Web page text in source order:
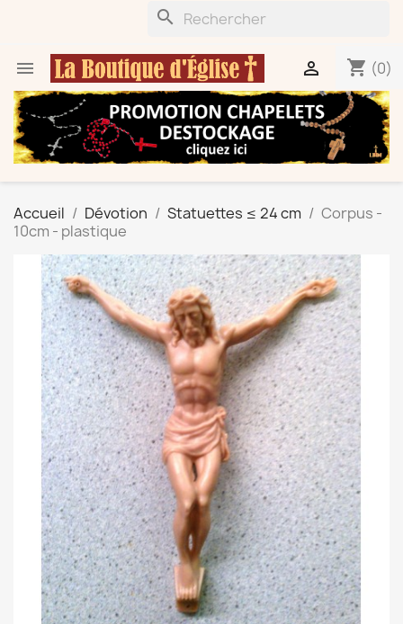
search
 shopping_cart (0)

Accueil Dévotion Statuettes ≤ 24 cm
Corpus -
10cm - plastique